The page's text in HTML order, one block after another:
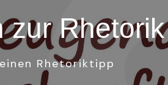
zur Rhetorik
Rhetoriktipp